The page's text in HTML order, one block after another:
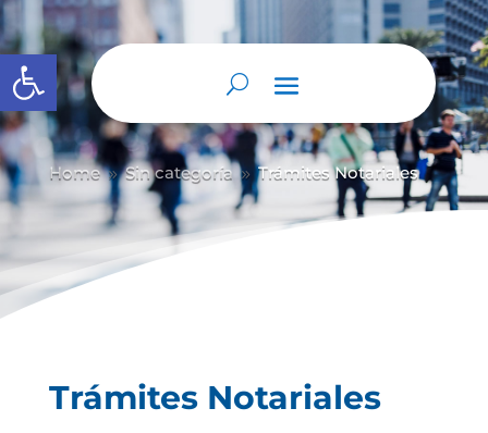
Abrir barra de herramientas
Home 9 Sin categoría 9 Trámites Notariales
Trámites Notariales